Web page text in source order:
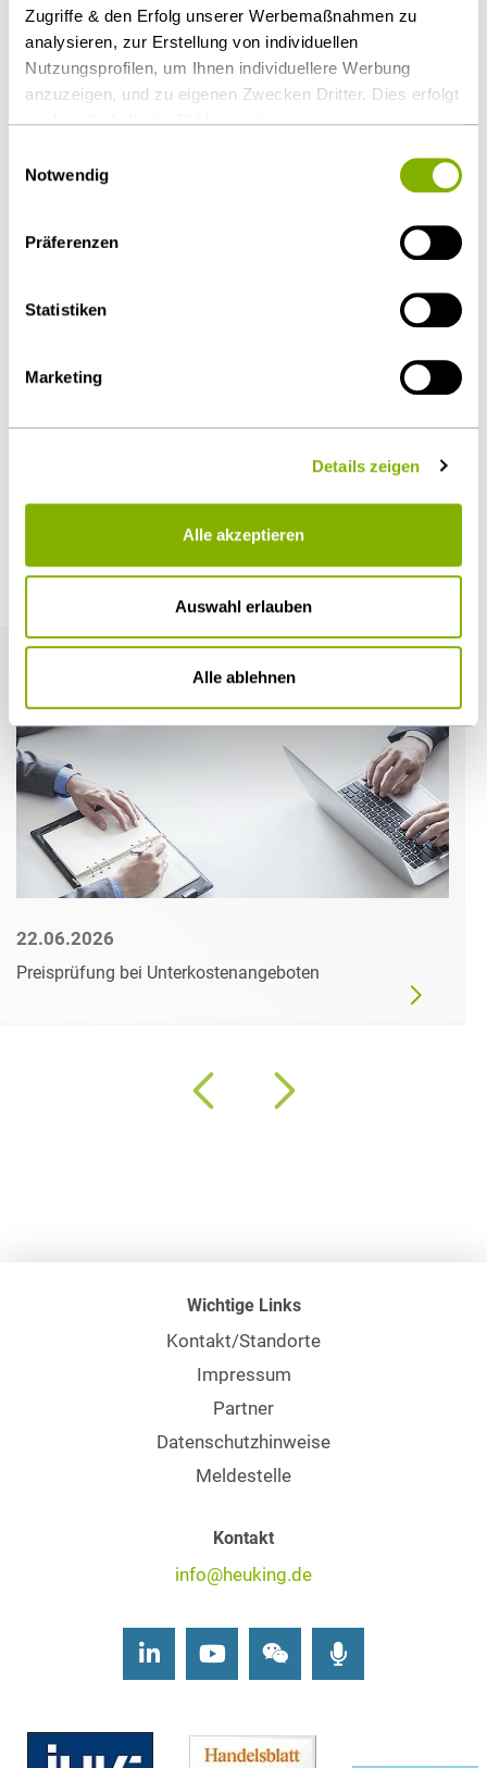
Zugriffe & den Erfolg unserer Werbemaßnahmen zu
analysieren, zur Erstellung von individuellen
Nutzungsprofilen, um Ihnen individuellere Werbung
anzuzeigen, und zu eigenen Zwecken Dritter. Dies erfolgt
auch außerhalb der EU bei geringerem
Regelungen das Risiko des staatlichen Zugriffs &
auszuschließen ist. Sie können Ihre Einwilligung jederzeit
über dieCookie-Einstellungen
widerrufen oder ändern.
Notwendig
Präferenzen
Statistiken
Marketing
Details zeigen
Alle akzeptieren
Auswahl erlauben
Alle ablehnen
Berufliche Verfehlungen umfassen jedes Verhalten,
das die berufliche Vertrauenswürdigkeit eines
Unternehmens beeinträchtigt, nicht nur Verstöße
gegen berufsethische Regeln.
Weitere Artikel
22.06.2026
Preisprüfung bei Unterkostenangeboten
Wichtige Links
Kontakt/Standorte
Impressum
Partner
Datenschutzhinweise
Meldestelle
Kontakt
info@heuking.de
LinkedInYoutubeWechat